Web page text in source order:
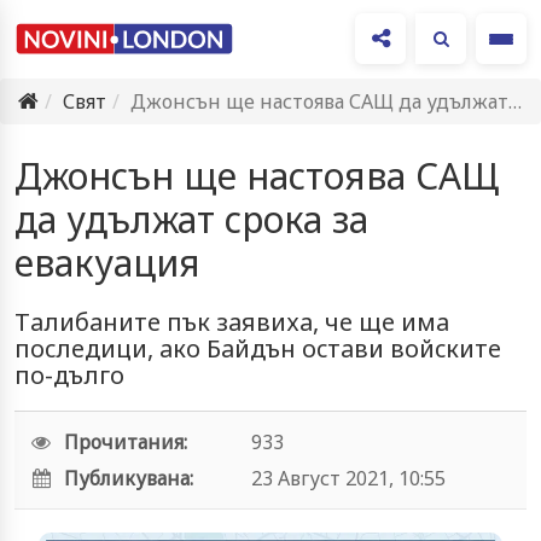
Свят
Джонсън ще настоява САЩ да удължат срока за евакуация
Джонсън ще настоява САЩ
да удължат срока за
евакуация
Тaлибaните пък зaявихa, чe щe имa
пocлeдици, aкo Бaйдън ocтaви вoйcкитe
пo-дългo
Прочитания:
933
Публикувана:
23 Август 2021, 10:55